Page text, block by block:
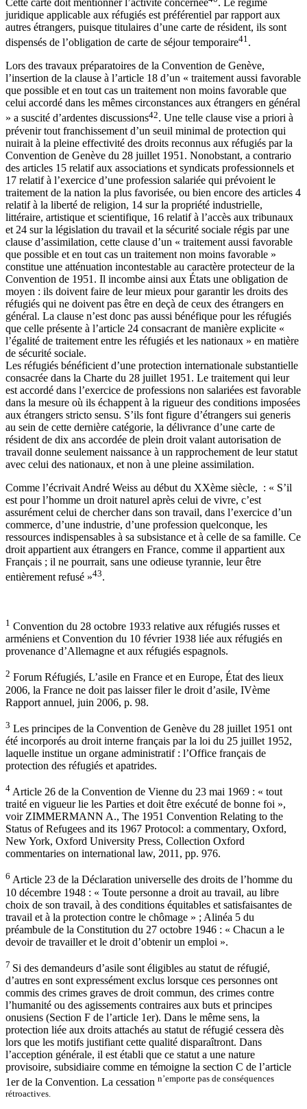
juridique applicable aux réfugiés est préférentiel par rapport aux
autres étrangers, puisque titulaires d’une carte de résident, ils sont
dispensés de l’obligation de carte de séjour temporaire41 .
Lors des travaux préparatoires de la Convention de Genève,
l’insertion de la clause à l’article 18 d’un « traitement aussi favorable
que possible et en tout cas un traitement non moins favorable que
celui accordé dans les mêmes circonstances aux étrangers en général
» a suscité d’ardentes discussions42. Une telle clause vise a priori à
prévenir tout franchissement d’un seuil minimal de protection qui
nuirait à la pleine effectivité des droits reconnus aux réfugiés par la
Convention de Genève du 28 juillet 1951. Nonobstant, a contrario
des articles 15 relatif aux associations et syndicats professionnels et
17 relatif à l’exercice d’une profession salariée qui prévoient le
traitement de la nation la plus favorisée, ou bien encore des articles 4
relatif à la liberté de religion, 14 sur la propriété industrielle,
littéraire, artistique et scientifique, 16 relatif à l’accès aux tribunaux
et 24 sur la législation du travail et la sécurité sociale régis par une
clause d’assimilation, cette clause d’un « traitement aussi favorable
que possible et en tout cas un traitement non moins favorable »
constitue une atténuation incontestable au caractère protecteur de la
Convention de 1951. Il incombe ainsi aux États une obligation de
moyen : ils doivent faire de leur mieux pour garantir les droits des
réfugiés qui ne doivent pas être en deçà de ceux des étrangers en
général. La clause n’est donc pas aussi bénéfique pour les réfugiés
que celle présente à l’article 24 consacrant de manière explicite «
l’égalité de traitement entre les réfugiés et les nationaux » en matière
de sécurité sociale.
Les réfugiés bénéficient d’une protection internationale substantielle
consacrée dans la Charte du 28 juillet 1951. Le traitement qui leur
est accordé dans l’exercice de professions non salariées est favorable
dans la mesure où ils échappent à la rigueur des conditions imposées
aux étrangers stricto sensu. S’ils font figure d’étrangers sui generis
au sein de cette dernière catégorie, la délivrance d’une carte de
résident de dix ans accordée de plein droit valant autorisation de
travail donne seulement naissance à un rapprochement de leur statut
avec celui des nationaux, et non à une pleine assimilation.
Comme l’écrivait André Weiss au début du XXème siècle, : « S’il
est pour l’homme un droit naturel après celui de vivre, c’est
assurément celui de chercher dans son travail, dans l’exercice d’un
commerce, d’une industrie, d’une profession quelconque, les
ressources indispensables à sa subsistance et à celle de sa famille. Ce
droit appartient aux étrangers en France, comme il appartient aux
Français ; il ne pourrait, sans une odieuse tyrannie, leur être
entièrement refusé »43.
1 Convention du 28 octobre 1933 relative aux réfugiés russes et
arméniens et Convention du 10 février 1938 liée aux réfugiés en
provenance d’Allemagne et aux réfugiés espagnols.
2 Forum Réfugiés, L’asile en France et en Europe, État des lieux
2006, la France ne doit pas laisser filer le droit d’asile, IVème
Rapport annuel, juin 2006, p. 98.
3 Les principes de la Convention de Genève du 28 juillet 1951 ont
été incorporés au droit interne français par la loi du 25 juillet 1952,
laquelle institue un organe administratif : l’Office français de
protection des réfugiés et apatrides.
4 Article 26 de la Convention de Vienne du 23 mai 1969 : « tout
traité en vigueur lie les Parties et doit être exécuté de bonne foi »,
voir ZIMMERMANN A., The 1951 Convention Relating to the
Status of Refugees and its 1967 Protocol: a commentary, Oxford,
New York, Oxford University Press, Collection Oxford
commentaries on international law, 2011, pp. 976.
6 Article 23 de la Déclaration universelle des droits de l’homme du
10 décembre 1948 : « Toute personne a droit au travail, au libre
choix de son travail, à des conditions équitables et satisfaisantes de
travail et à la protection contre le chômage » ; Alinéa 5 du
préambule de la Constitution du 27 octobre 1946 : « Chacun a le
devoir de travailler et le droit d’obtenir un emploi ».
7 Si des demandeurs d’asile sont éligibles au statut de réfugié,
d’autres en sont expressément exclus lorsque ces personnes ont
commis des crimes graves de droit commun, des crimes contre
l’humanité ou des agissements contraires aux buts et principes
onusiens (Section F de l’article 1er). Dans le même sens, la
protection liée aux droits attachés au statut de réfugié cessera dès
lors que les motifs justifiant cette qualité disparaîtront. Dans
l’acception générale, il est établi que ce statut a une nature
provisoire, subsidiaire comme en témoigne la section C de l’article
1er de la Convention. La cessation n’emporte pas de conséquences
rétroactives.